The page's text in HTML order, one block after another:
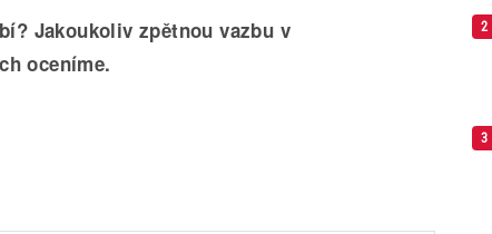
Jakoukoliv zpětnou vazbu v
oceníme.
2
3